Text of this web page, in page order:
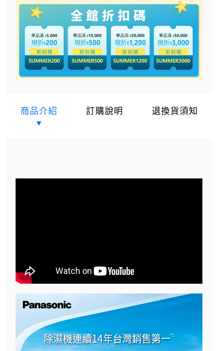
商品介紹 訂購說明 退換貨須知